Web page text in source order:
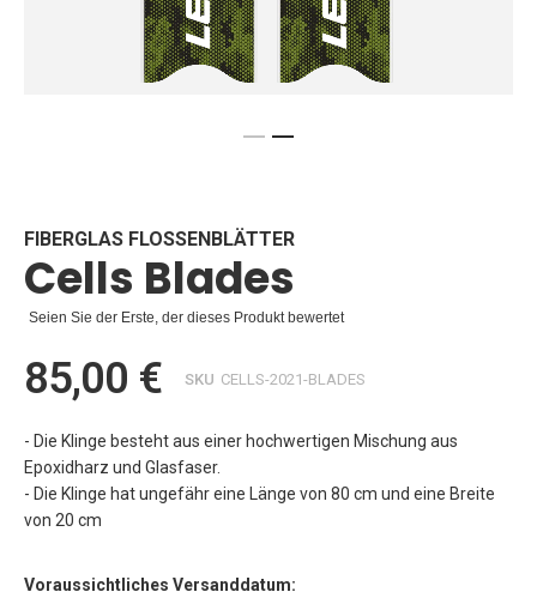
Bildgalerie
springen
FIBERGLAS FLOSSENBLÄTTER
Cells Blades
Seien Sie der Erste, der dieses Produkt bewertet
85,00 € SKU CELLS-2021-BLADES
- Die Klinge besteht aus einer hochwertigen Mischung aus
Epoxidharz und Glasfaser.
- Die Klinge hat ungefähr eine Länge von 80 cm und eine Breite
von 20 cm
Voraussichtliches Versanddatum: